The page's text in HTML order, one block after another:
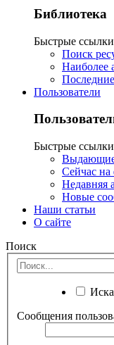
Библиотека
Быстрые ссылки
Поиск
Наиболее
Пользователи
Быстрые ссылки
Сейчас
Недавняя
Новые
Наши статьи
О сайте
Поиск
Сообщения